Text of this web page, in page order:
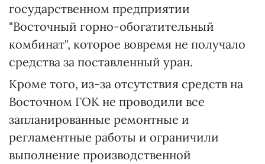
государственном предприятии
"Восточный горно-обогатительный
комбинат", которое вовремя не получало
средства за поставленный уран.
Кроме того, из-за отсутствия средств на
Восточном ГОК не проводили все
запланированные ремонтные и
регламентные работы и ограничили
выполнение производственной